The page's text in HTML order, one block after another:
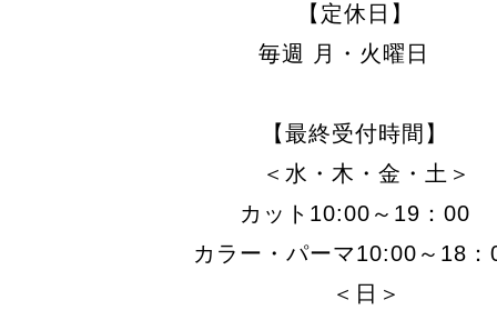
【定休日】
毎週 月・火曜日
【最終受付時間】
＜水・木・金・土＞
カット10:00～19：00
カラー・パーマ10:00～18：
＜日＞